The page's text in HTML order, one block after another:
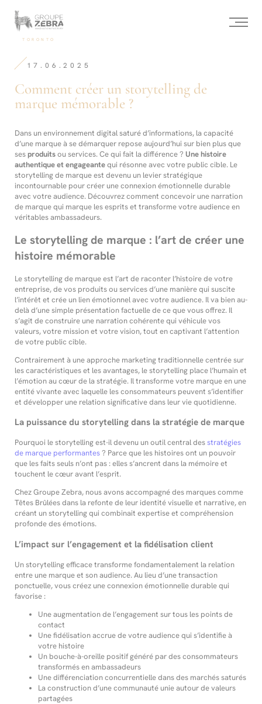
Conseil
Marketing
de
l’innovation
TORONTO
Comment
mémorable ?
Comment créer un storytelling de
marque mémorable ?
17.06.2025
Dansun environnement digital saturé d’informations, la capacité
d’une marque à se démarquer repose aujourd’hui sur bien plus que
sesproduitsou services. Ce qui fait la différence ? Une histoire
authentique et engageantequi résonne avec votre public cible. Le
storytelling de marque est devenu un levier stratégique
incontournable pour créer une connexion émotionnelle durable
avec votre audience. Découvrez comment concevoir une narration
de marque qui marque les esprits et transforme votre audience en
véritables ambassadeurs.
Le storytelling de marque : l’art de créer une
histoire mémorable
Le storytelling de marque est l’art de raconter l’histoire de votre
entreprise, de vos produits ou services d’une manière qui suscite
l’intérêt et crée un lien émotionnel avec votre audience. Il va bien au-
delà d’une simple présentation factuelle de ce que vous offrez. Il
s’agit de construire une narration cohérente qui véhicule vos
valeurs, votre mission et votre vision, tout en captivant l’attention
de votre public cible.
Contrairement à une approche marketing traditionnelle centrée sur
les caractéristiques et les avantages, le storytelling place l’humain et
l’émotion au cœur de la stratégie. Il transforme votre marque en une
entité vivante avec laquelle les consommateurs peuvent s’identifier
et développer une relation significative dans leur vie quotidienne.
La puissance du storytelling dans la stratégie de marque
Pourquoi le storytelling est-il devenu un outil central desstratégies
de marque performantes? Parce que les histoires ont un pouvoir
que les faits seuls n’ont pas : elles s’ancrent dans la mémoire et
touchent le cœur avant l’esprit.
Chez Groupe Zebra, nous avons accompagné des marques comme
Têtes Brûlées dans la refonte de leur identité visuelle et narrative, en
créant un storytelling qui combinait expertise et compréhension
profonde des émotions.
L’impact sur l’engagement et la fidélisation client
Un storytelling efficace transforme fondamentalement la relation
entre une marque et son audience. Au lieu d’une transaction
ponctuelle, vous créez une connexion émotionnelle durable qui
favorise :
Une augmentation de l’engagement sur tous les points de
contact
Une fidélisation accrue de votre audience qui s’identifie à
votre histoire
Un bouche-à-oreille positif généré par des consommateurs
transformés en ambassadeurs
Une différenciation concurrentielle dans des marchés saturés
La construction d’une communauté unie autour de valeurs
partagées